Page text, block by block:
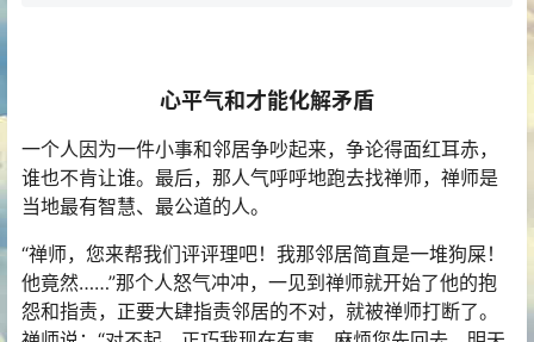
心平气和才能化解矛盾
一个人因为一件小事和邻居争吵起来，争论得面红耳赤，
谁也不肯让谁。最后，那人气呼呼地跑去找禅师，禅师是
当地最有智慧、最公道的人。
“禅师，您来帮我们评评理吧！我那邻居简直是一堆狗屎！
他竟然……”那个人怒气冲冲，一见到禅师就开始了他的抱
怨和指责，正要大肆指责邻居的不对，就被禅师打断了。